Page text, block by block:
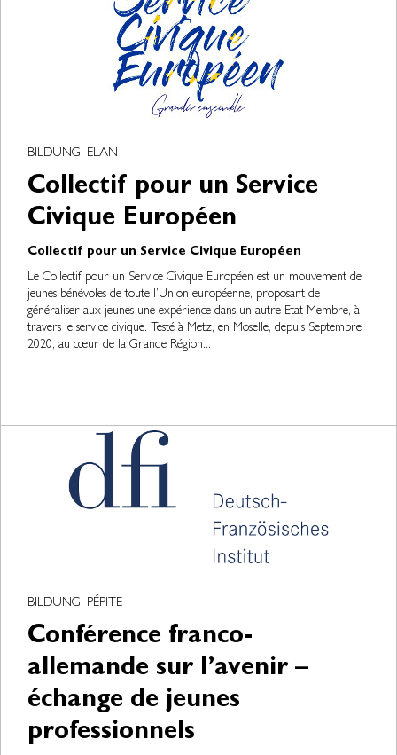
BILDUNG, ELAN
Collectif pour un Service
Civique Européen
Collectif pour un Service Civique Européen
Le Collectif pour un Service Civique Européen est un mouvement de
jeunes bénévoles de toute l’Union européenne, proposant de
généraliser aux jeunes une expérience dans un autre Etat Membre, à
travers le service civique. Testé à Metz, en Moselle, depuis Septembre
2020, au cœur de la Grande Région...
BILDUNG, PÉPITE
Conférence franco-
allemande sur l’avenir –
échange de jeunes
professionnels